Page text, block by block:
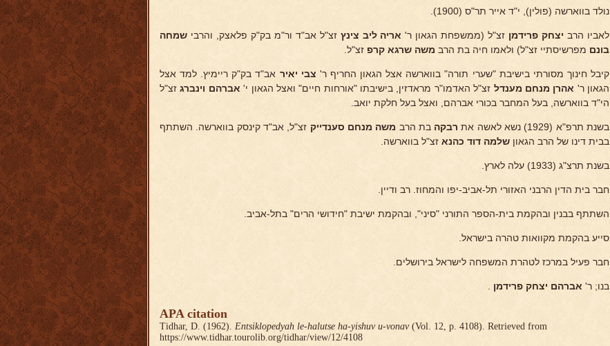
נולד בווארשה (פולין), י"ד אייר תר"ס (1900).
לאביו הרביצחק פרידמן זצ"ל (ממשפחת הגאון ר' אריה ליב צינץזצ"ל אב"ד ור"מ בק"ק פלאצק, והרבי שמחה
בונם מפרשיסתיי זצ"ל) ולאמו חיה בת הרב משה שרגא קרפ זצ"ל.
קיבל חינוך מסורתי בישיבת "שערי תורה" בווארשה אצל הגאון החריף ר' צבי יאיר אב"ד בק"ק ריימיץ. למד אצל
הגאון ר' אהרן מנחם מענדל זצ"ל האדמו"ר מראדזין, בישיבתו "אורחות חיים" ואצל הגאון י' אברהם וינברגזצ"ל
הי"ד בווארשה, בעל המחבר בכורי אברהם, ואצל בעל חלקת יואב.
בשנת תרפ"א (1929) נשא לאשה את רבקה בת הרב משה מנחם סענדייק זצ"ל, אב"ד קינסק בווארשה. השתתף
בבית דינו של הרב הגאון שלמה דוד כהנא זצ"ל בווארשה.
בשנת תרצ"ג (1933) עלה לארץ.
חבר בית הדין הרבני האזורי תל-אביב-יפו והמחוז. רב ודיין.
השתתף בבנין ובהקמת בית-הספר התורני "סיני", ובהקמת ישיבת "חידושי הרים" בתל-אביב.
סייע בהקמת מקוואות טהרה בישראל.
חבר פעיל במרכז לטהרת המשפחה לישראל בירושלים.
בנו; ר' אברהם יצחק פרידמן
APA citation
Tidhar, D. (1962). Entsiklopedyah le-halutse ha-yishuv u-vonav(Vol. 12, p. 4108). Retrieved from
https://www.tidhar.tourolib.org/tidhar/view/12/4108